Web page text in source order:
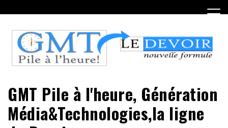
to
content
GMT Pile à l'heure, Génération
Média&Technologies,la ligne